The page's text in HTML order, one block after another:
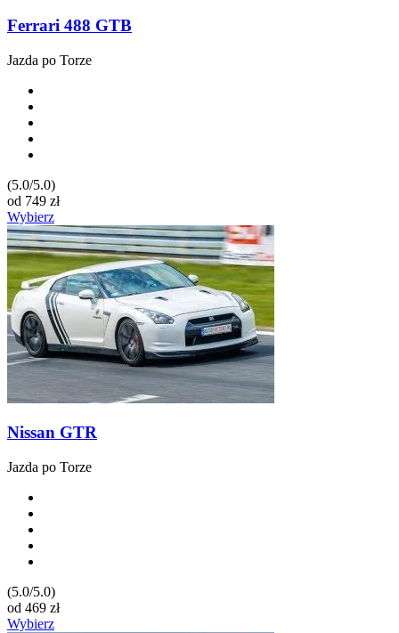
Ferrari 488 GTB
Jazda po Torze
(5.0/5.0)
od 749 zł
Wybierz
Nissan GTR
Jazda po Torze
(5.0/5.0)
od 469 zł
Wybierz